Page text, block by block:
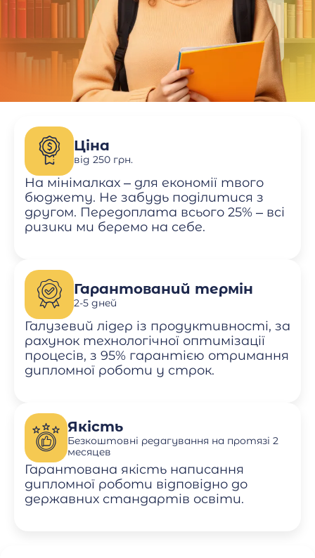
Ціна
від 250 грн.
На мінімалках – для економії твого
бюджету. Не забудь поділитися з
другом. Передоплата всього 25% – всі
ризики ми беремо на себе.
Гарантований термін
2-5 дней
Галузевий лідер із продуктивності, за
рахунок технологічної оптимізації
процесів, з 95% гарантією отримання
дипломної роботи у строк.
Якість
Безкоштовні редагування на протязі 2
месяцев
Гарантована якість написання
дипломної роботи відповідно до
державних стандартів освіти.